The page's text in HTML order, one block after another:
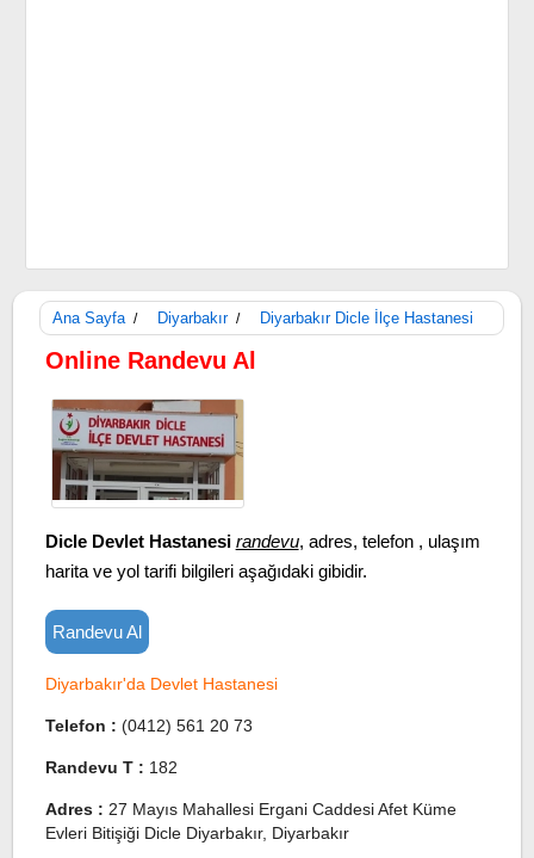
Ana Sayfa / Diyarbakır / Diyarbakır Dicle İlçe Hastanesi
Online Randevu Al
Dicle Devlet Hastanesi randevu, adres, telefon , ulaşım
harita ve yol tarifi bilgileri aşağıdaki gibidir.
Randevu Al
Diyarbakır'da Devlet Hastanesi
Telefon : (0412) 561 20 73
Randevu T : 182
Adres : 27 Mayıs Mahallesi Ergani Caddesi Afet Küme
Evleri Bitişiği Dicle Diyarbakır, Diyarbakır